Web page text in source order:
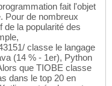
fait l'objet
Pour de nombreux
de la popularité des
classe le langage
(14 % - 1er), Python
que TIOBE classe
dans le top 20 en